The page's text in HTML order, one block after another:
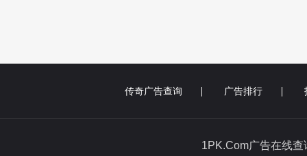
传奇广告查询 广告排行
1PK.Com广告在